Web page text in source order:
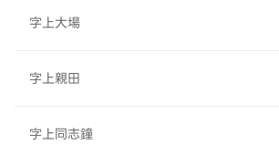
字上大場
字上親田
字上同志鐘